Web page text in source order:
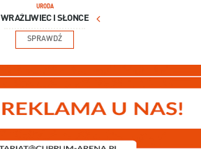
URODA
WRAŻLIWIEC I SŁOŃCE
SPRAWDŹ